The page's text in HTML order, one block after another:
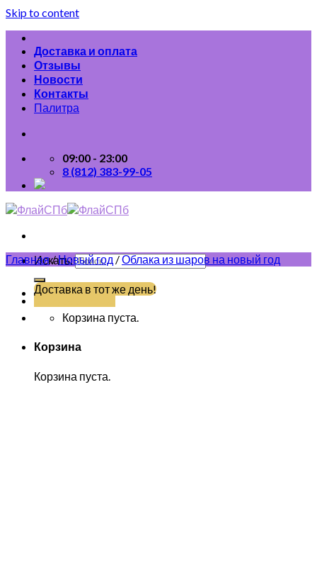
Skip to content
Доставка и оплата
Отзывы
Новости
Контакты
Палитра
09:00 - 23:00
8 (812) 383-99-05
Искать:
(812) 383-99-05
Доставка в тот же день!
Корзина пуста.
Корзина
Корзина пуста.
Главная/Новый год/Облака из шаров на новый год